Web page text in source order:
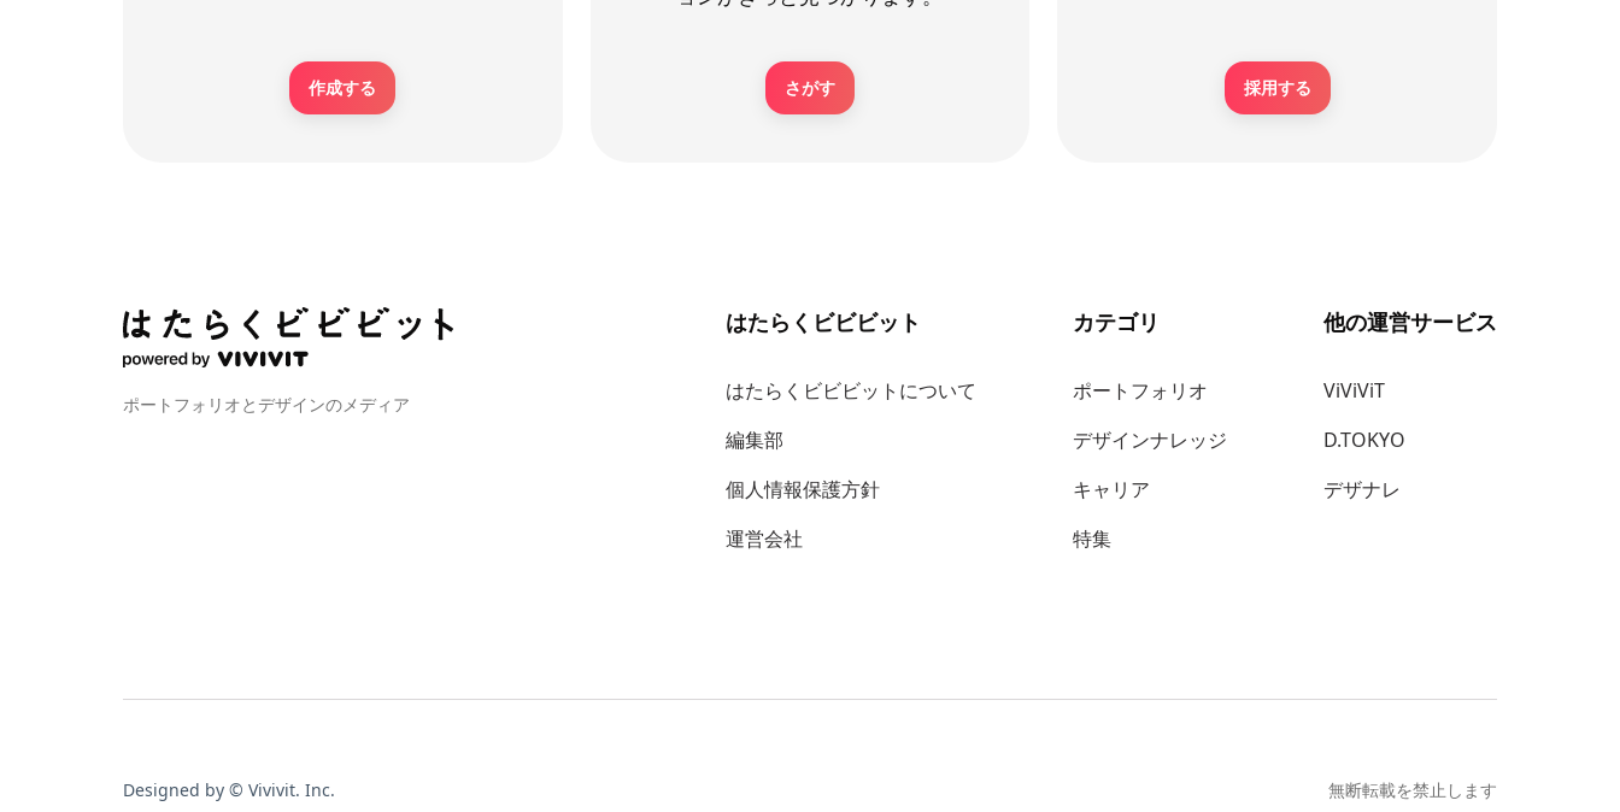
作成する さがす 採用する
ポートフォリオとデザインのメディア
はたらくビビビット
はたらくビビビットについて
編集部
個人情報保護方針
運営会社
カテゴリ
ポートフォリオ
デザインナレッジ
キャリア
特集
他の運営サービス
ViViViT
D.TOKYO
デザナレ
Designed by © Vivivit. Inc. 無断転載を禁止します